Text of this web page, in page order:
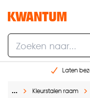
Laten
Gratis
… Kleurstalen raam